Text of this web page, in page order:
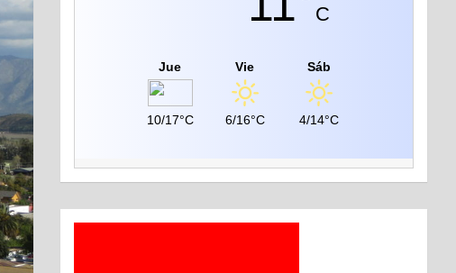
C
Jue
10/17°C
Vie
6/16°C
Sáb
4/14°C